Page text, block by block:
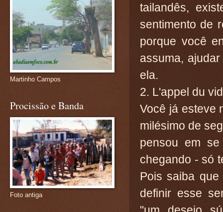
tailandês,
sentimento de
porque você
assuma,
ela.
2. L'appel du
Você já esteve
milésimo de
pensou em
chegando - só
Pois saiba
definir esse
Martinho Campos
Procissão e Banda
Foto antiga